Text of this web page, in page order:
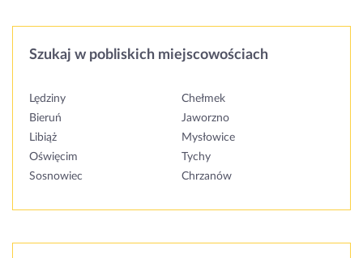
Szukaj w pobliskich miejscowościach
Lędziny
Chełmek
Bieruń
Jaworzno
Libiąż
Mysłowice
Oświęcim
Tychy
Sosnowiec
Chrzanów